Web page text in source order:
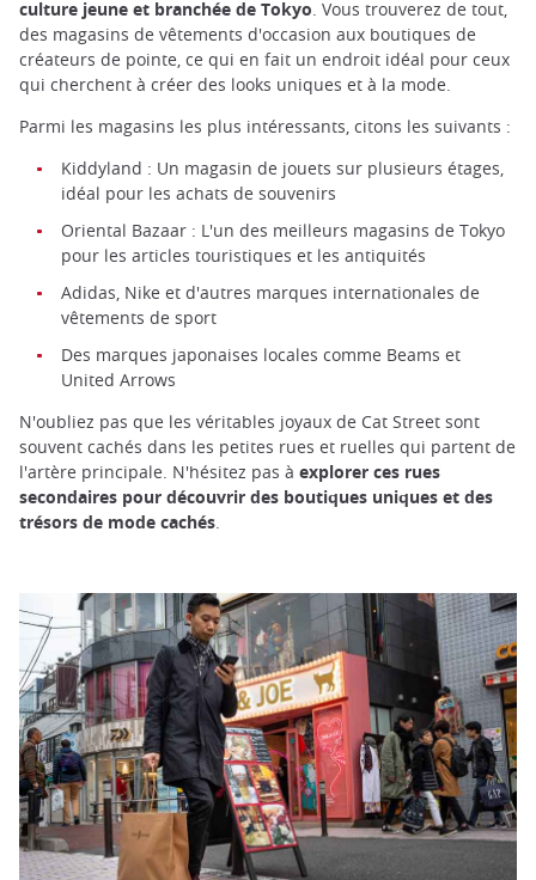
culture jeune et branchée de Tokyo . Vous trouverez de tout,
des magasins de vêtements d'occasion aux boutiques de
créateurs de pointe, ce qui en fait un endroit idéal pour ceux
qui cherchent à créer des looks uniques et à la mode.
Parmi les magasins les plus intéressants, citons les suivants :
Kiddyland : Un magasin de jouets sur plusieurs étages,
idéal pour les achats de souvenirs
Oriental Bazaar : L'un des meilleurs magasins de Tokyo
pour les articles touristiques et les antiquités
Adidas, Nike et d'autres marques internationales de
vêtements de sport
Des marques japonaises locales comme Beams et
United Arrows
N'oubliez pas que les véritables joyaux de Cat Street sont
souvent cachés dans les petites rues et ruelles qui partent de
l'artère principale. N'hésitez pas à explorer ces rues
secondaires pour découvrir des boutiques uniques et des
trésors de mode cachés.